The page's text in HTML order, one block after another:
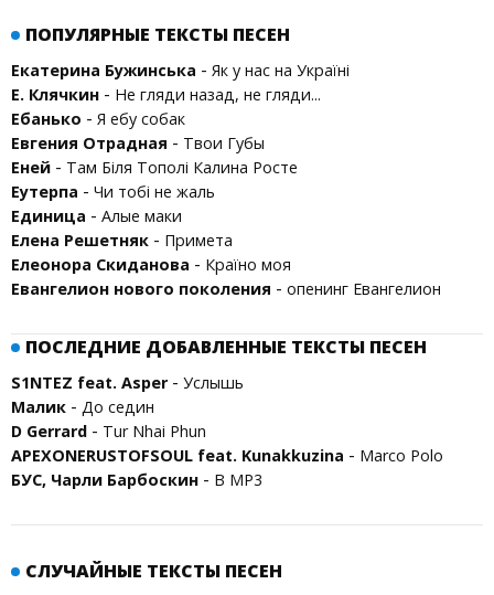
ПОПУЛЯРНЫЕ ТЕКСТЫ ПЕСЕН
Екатерина Бужинська - Як у нас на Україні
Е. Клячкин - Не гляди назад, не гляди...
Ебанько - Я ебу собак
Евгения Отрадная - Твои Губы
Еней - Там Біля Тополі Калина Росте
Еутерпа - Чи тобі не жаль
Единица - Алые маки
Елена Решетняк - Примета
Елеонора Скиданова - Країно моя
Евангелион нового поколения - опенинг Евангелион
ПОСЛЕДНИЕ ДОБАВЛЕННЫЕ ТЕКСТЫ ПЕСЕН
S1NTEZ feat. Asper- Услышь
Малик - До седин
D Gerrard - Tur Nhai Phun
APEXONERUSTOFSOUL feat. Kunakkuzina - Marco Polo
БУС, Чарли Барбоскин - В MP3
СЛУЧАЙНЫЕ ТЕКСТЫ ПЕСЕН